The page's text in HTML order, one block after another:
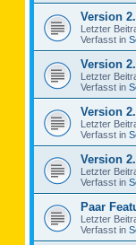
Version
Letzter
Verfasst in
Version
Letzter
Verfasst in
Version
Letzter
Verfasst in
Version
Letzter
Verfasst in
Paar
Letzter
Verfasst in